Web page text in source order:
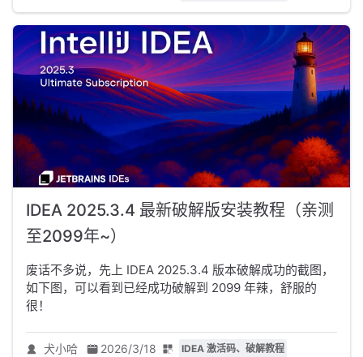
IDEA 2025.3.4 最新破解版安装教程（亲测
至2099年~）
废话不多说，先上 IDEA 2025.3.4 版本破解成功的截图，
如下图，可以看到已经成功破解到 2099 年辣，舒服的
很！
犬小哈 2026/3/18 IDEA 激活码、破解教程